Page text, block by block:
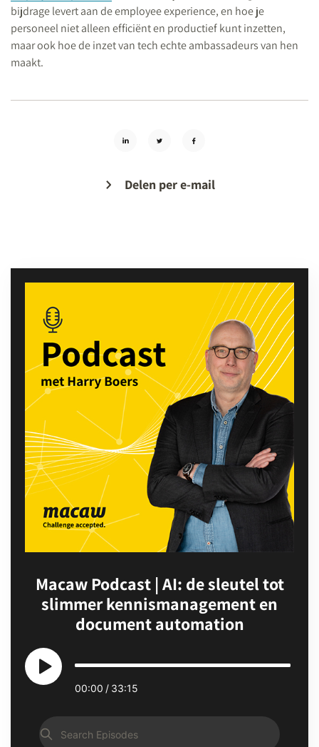
bijdrage levert aan de employee experience, en hoe je
personeel niet alleen efficiënt en productief kunt inzetten,
maar ook hoe de inzet van tech echte ambassadeurs van hen
maakt.
Delen per e-mail
PlayerMacaw Podcast | AI: de sleutel tot
slimmer kennismanagement en
document automation
Play
Pause
00:00 33:15
Search
Episodes